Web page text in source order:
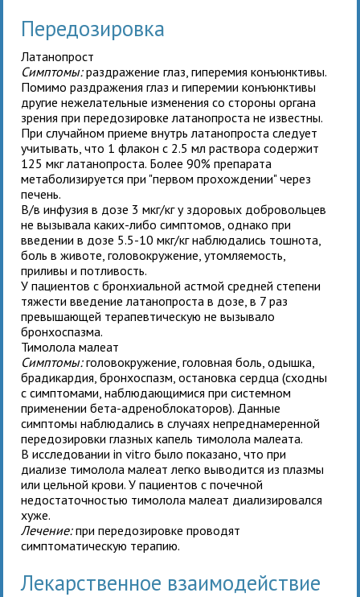
Передозировка
Латанопрост
Симптомы:раздражение глаз, гиперемия конъюнктивы.
Помимо раздражения глаз и гиперемии конъюнктивы
другие нежелательные изменения со стороны органа
зрения при передозировке латанопроста не известны.
При случайном приеме внутрь латанопроста следует
учитывать, что 1 флакон с 2.5 мл раствора содержит
125 мкг латанопроста. Более 90% препарата
метаболизируется при "первом прохождении" через
печень.
В/в инфузия в дозе 3 мкг/кг у здоровых добровольцев
не вызывала каких-либо симптомов, однако при
введении в дозе 5.5-10 мкг/кг наблюдались тошнота,
боль в животе, головокружение, утомляемость,
приливы и потливость.
У пациентов с бронхиальной астмой средней степени
тяжести введение латанопроста в дозе, в 7 раз
превышающей терапевтическую не вызывало
бронхоспазма.
Тимолола малеат
Симптомы:головокружение, головная боль, одышка,
брадикардия, бронхоспазм, остановка сердца (сходны
с симптомами, наблюдающимися при системном
применении бета-адреноблокаторов). Данные
симптомы наблюдались в случаях непреднамеренной
передозировки глазных капель тимолола малеата.
В исследовании in vitro было показано, что при
диализе тимолола малеат легко выводится из плазмы
или цельной крови. У пациентов с почечной
недостаточностью тимолола малеат диализировался
хуже.
Лечение:при передозировкепроводят
симптоматическую терапию.
Лекарственное взаимодействие